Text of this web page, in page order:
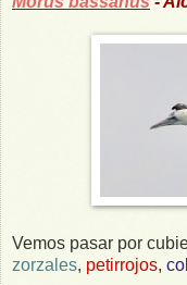
Vemos pasar por
zorzales, petirrojos,